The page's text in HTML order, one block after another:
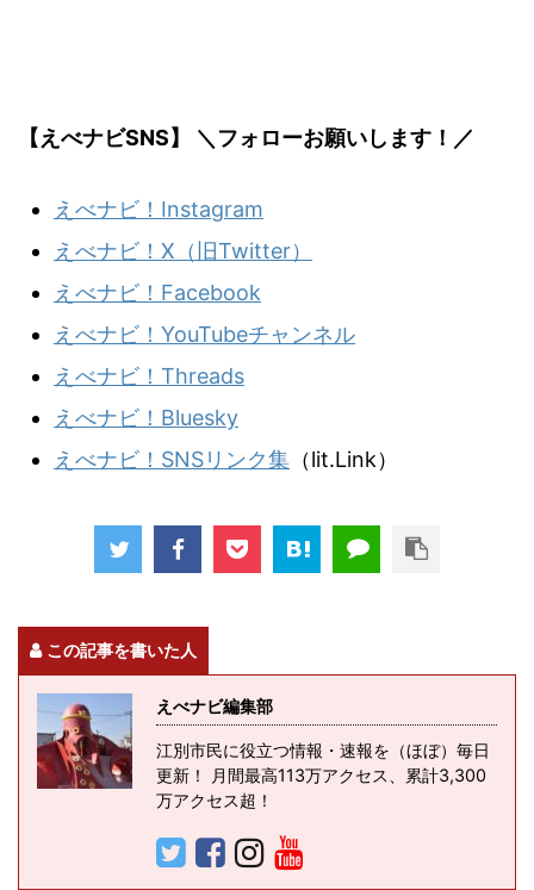
【えべナビSNS】 ＼フォローお願いします！／
えべナビ！Instagram
えべナビ！X（旧Twitter）
えべナビ！Facebook
えべナビ！YouTubeチャンネル
えべナビ！Threads
えべナビ！Bluesky
えべナビ！SNSリンク集 （lit.Link）
この記事を書いた人
えべナビ編集部
江別市民に役立つ情報・速報を（ほぼ）毎日
更新！ 月間最高113万アクセス、累計3,300
万アクセス超！